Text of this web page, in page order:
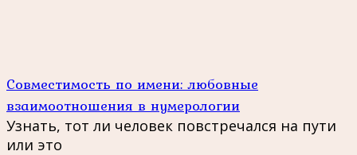
Совместимость по имени: любовные
взаимоотношения в нумерологии
Узнать, тот ли человек повстречался на пути
или это